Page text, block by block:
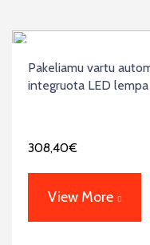
Pakeliamu vartu
integruota LED lempa
308,40€
View More